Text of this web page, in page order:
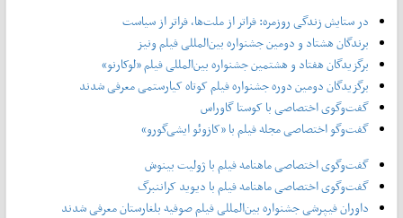
در ستایش زندگی روزمره: فراتر از ملت‌ها، فراتر از سیاست
برندگان هشتاد و دومین جشنواره بین‌المللی فیلم ونیز
برگزیدگان هفتاد و هشتمین جشنواره بین‌المللی فیلم «لوکارنو»
برگزیدگان دومین دوره جشنواره فیلم کوتاه کیارستمی معرفی شدند
گفت‌وگوی اختصاصی با کوستا گاوراس
گفت‌وگو اختصاصی مجله فیلم با «کازوئو ایشی‌گورو»
گفت‌وگوی اختصاصی ماهنامه فیلم با ژولیت بینوش
گفت‌وگوی اختصاصی ماهنامه فیلم با دیوید کراننبرگ
داوران فیپرشی جشنواره بین‌المللی فیلم صوفیه بلغارستان معرفی شدند